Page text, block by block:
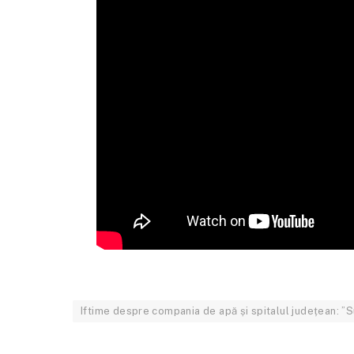
Iftime despre compania de apă și spitalul județean: